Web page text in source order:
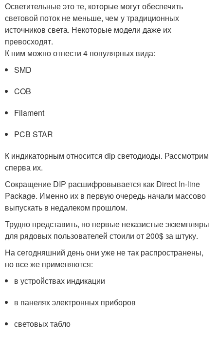
Осветительные это те, которые могут обеспечить
световой поток не меньше, чем у традиционных
источников света. Некоторые модели даже их
превосходят.
К ним можно отнести 4 популярных вида:
SMD
COB
Filament
PCB STAR
К индикаторным относится dip светодиоды. Рассмотрим
сперва их.
Сокращение DIP расшифровывается как Direct In-line
Package. Именно их в первую очередь начали массово
выпускать в недалеком прошлом.
Трудно представить, но первые неказистые экземпляры
для рядовых пользователей стоили от 200$ за штуку.
На сегодняшний день они уже не так распространены,
но все же применяются:
в устройствах индикации
в панелях электронных приборов
световых табло